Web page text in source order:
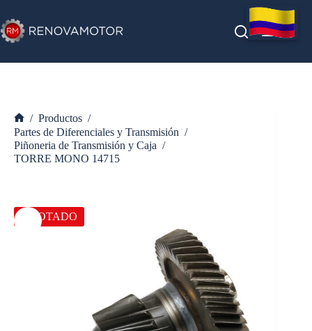
al
contenido
Inicio
/ Productos /
Partes de Diferenciales y Transmisión /
Piñoneria de Transmisión y Caja /
TORRE MONO 14715
AGOTADO